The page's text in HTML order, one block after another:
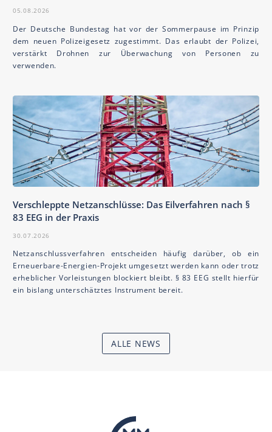
05.08.2026
Der Deutsche Bundestag hat vor der Sommerpause im Prinzip
dem neuen Polizeigesetz zugestimmt. Das erlaubt der Polizei,
verstärkt Drohnen zur Überwachung von Personen zu
verwenden.
Verschleppte Netzanschlüsse: Das Eilverfahren nach §
83 EEG in der Praxis
30.07.2026
Netzanschlussverfahren entscheiden häufig darüber, ob ein
Erneuerbare-Energien-Projekt umgesetzt werden kann oder trotz
erheblicher Vorleistungen blockiert bleibt. § 83 EEG stellt hierfür
ein bislang unterschätztes Instrument bereit.
ALLE NEWS